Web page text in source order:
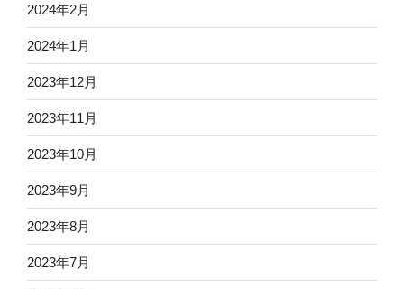
2024年2月
2024年1月
2023年12月
2023年11月
2023年10月
2023年9月
2023年8月
2023年7月